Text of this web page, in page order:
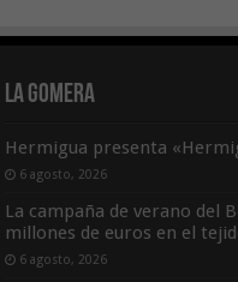
La Gomera
Hermigua presenta
6 agosto, 2026
La campaña de verano del
millones de euros en el
6 agosto, 2026